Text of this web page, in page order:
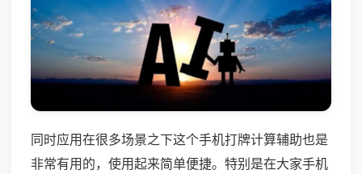
同时应用在很多场景之下这个手机打牌计算辅助也是
非常有用的，使用起来简单便捷。特别是在大家手机